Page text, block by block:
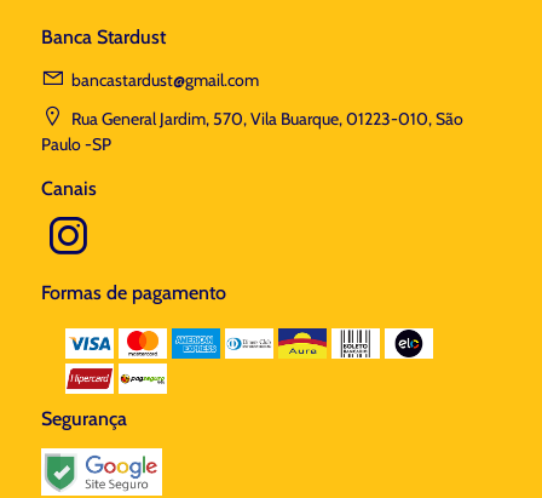
Banca Stardust
bancastardust@gmail.com
Rua General Jardim, 570, Vila Buarque, 01223-010, São
Paulo -SP
Canais
Formas de pagamento
Segurança